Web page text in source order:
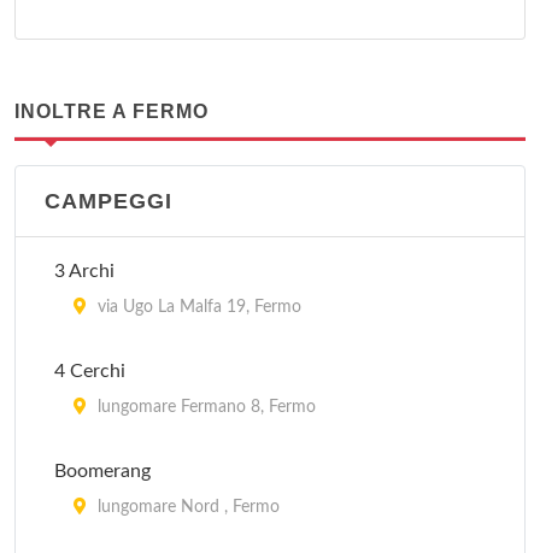
INOLTRE A FERMO
CAMPEGGI
3 Archi
via Ugo La Malfa 19, Fermo
4 Cerchi
lungomare Fermano 8, Fermo
Boomerang
lungomare Nord , Fermo